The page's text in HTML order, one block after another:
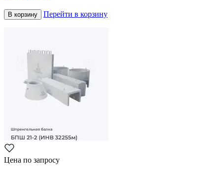
В корзину Перейти в корзину
Цена по запросу